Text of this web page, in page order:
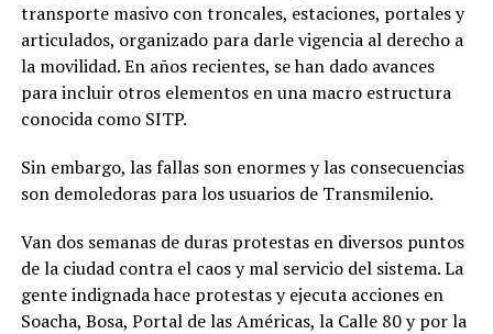
transporte masivo con troncales, estaciones, portales y
articulados, organizado para darle vigencia al derecho a
la movilidad. En años recientes, se han dado avances
para incluir otros elementos en una macro estructura
conocida como SITP.
Sin embargo, las fallas son enormes y las consecuencias
son demoledoras para los usuarios de Transmilenio.
Van dos semanas de duras protestas en diversos puntos
de la ciudad contra el caos y mal servicio del sistema. La
gente indignada hace protestas y ejecuta acciones en
Soacha, Bosa, Portal de las Américas, la Calle 80 y por la